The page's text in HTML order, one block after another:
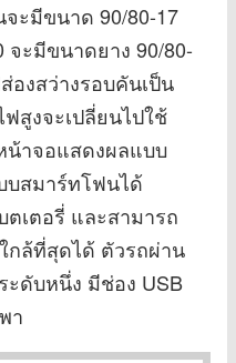
ะมีขนาด 90/80-17
จะมีขนาดยาง 90/80-
องสว่างรอบคันเป็น
ฟสูงจะเปลี่ยนไปใช้
น้าจอแสดงผลแบบ
บสมาร์ทโฟนได้
เตอรี่ และสามารถ
กล้ที่สุดได้ ตัวรถผ่าน
ะดับหนึ่ง มีช่อง USB
า